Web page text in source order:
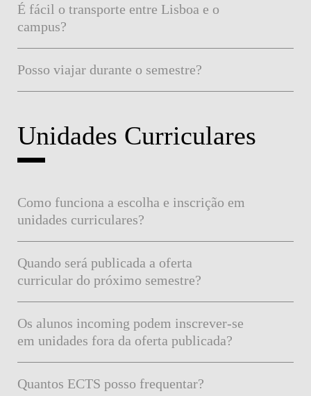
É fácil o transporte entre Lisboa e o
campus?
Posso viajar durante o semestre?
Unidades Curriculares
Como funciona a escolha e inscrição em
unidades curriculares?
Quando será publicada a oferta
curricular do próximo semestre?
Os alunos incoming podem inscrever-se
em unidades fora da oferta publicada?
Quantos ECTS posso frequentar?